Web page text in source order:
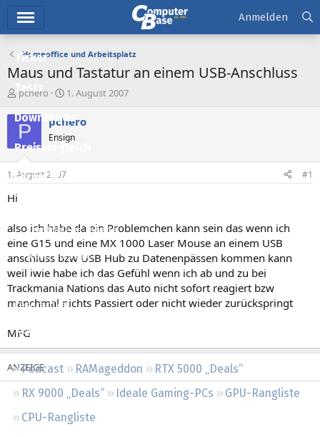
Ticker
Tests
Downloads
Preisvergleich
Forum
Aktuelles
Empfohlene Inhalte
Neue Beiträge
Neueste Aktivitäten
Leserartikel
Regeln
Podcast RAMageddon
RTX 5000 „Deals“
RX 9000 „Deals“
Ideale Gaming-PCs
GPU-Rangliste
CPU-Rangliste
Anmelden
Homeoffice und Arbeitsplatz
Maus und Tastatur an einem USB-Anschluss
E
s
e
l
e
pchero
E
s
e
l
t
1. August 2007
P pchero
Ensign
1. August 2007 #1
Hi
also ich habe da ein Problemchen kann sein das wenn ich
eine G15 und eine MX 1000 Laser Mouse an einem USB
anschluss bzw USB Hub zu Datenenpässen kommen kann
weil iwie habe ich das Gefühl wenn ich ab und zu bei
Trackmania Nations das Auto nicht sofort reagiert bzw
manchmal nichts Passiert oder nicht wieder zurückspringt
MFG